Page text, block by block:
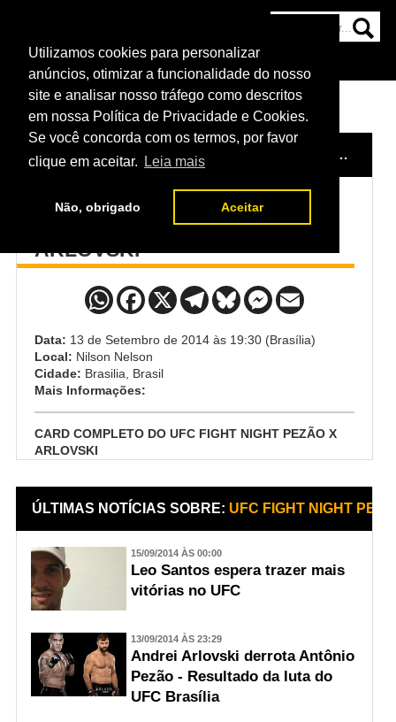
Utilizamos cookies para personalizar
anúncios, otimizar a funcionalidade do nosso
site e analisar nosso tráfego como descritos
em nossa Política de Privacidade e Cookies.
Se você concorda com os termos, por favor
clique em aceitar.
Leia mais
Não, obrigado Aceitar
NOTÍCIAS
HOME EVENTO / UFC FIGHT NIGHT PEZÃO X ARLOVSKI
UFC FIGHT NIGHT PEZÃO X
ARLOVSKI
Data: 13 de Setembro de 2014 às 19:30 (Brasília)
Local: Nilson Nelson
Cidade: Brasilia, Brasil
Mais Informações:
CARD COMPLETO DO UFC FIGHT NIGHT PEZÃO X
ARLOVSKI
ÚLTIMAS NOTÍCIAS SOBRE: UFC FIGHT NIGHT
15/09/2014 ÀS 00:00
Leo Santos espera trazer mais
vitórias no UFC
13/09/2014 ÀS 23:29
Andrei Arlovski derrota Antônio
Pezão - Resultado da luta do
UFC Brasília